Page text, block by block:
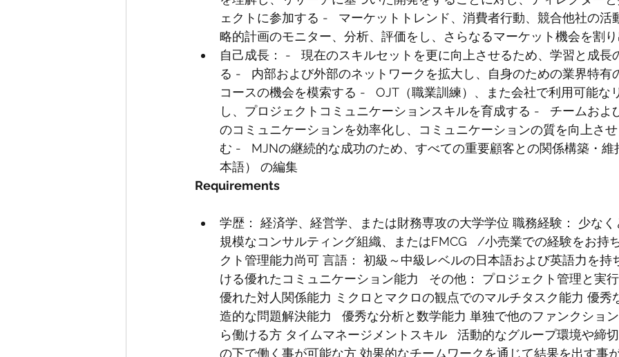
ェクトに参加する -   マーケットトレンド、消費者行動、競合他社の活
略的計画のモニター、分析、評価をし、さらなるマーケット機会を割
自己成長： -   現在のスキルセットを更に向上させるため、学習と成長
る -   内部および外部のネットワークを拡大し、自身のための業界特有
コースの機会を模索する -   OJT（職業訓練）、また会社で利用可能な
し、プロジェクトコミュニケーションスキルを育成する -   チームおよ
のコミュニケーションを効率化し、コミュニケーションの質を向上さ
む -   MJNの継続的な成功のため、すべての重要顧客との関係構築・維
本語） の編集
Requirements
学歴： 経済学、経営学、または財務専攻の大学学位 職務経験： 少な
規模なコンサルティング組織、またはFMCG   /小売業での経験をお持
クト管理能力尚可 言語： 初級～中級レベルの日本語および英語力を持
ける優れたコミュニケーション能力   その他： プロジェクト管理と実
優れた対人関係能力 ミクロとマクロの観点でのマルチタスク能力 優秀
造的な問題解決能力   優秀な分析と数学能力 単独で他のファンクショ
ら働ける方 タイムマネージメントスキル   活動的なグループ環境や締
の下で働く事が可能な方 効果的なチームワークを通じて結果を出す事